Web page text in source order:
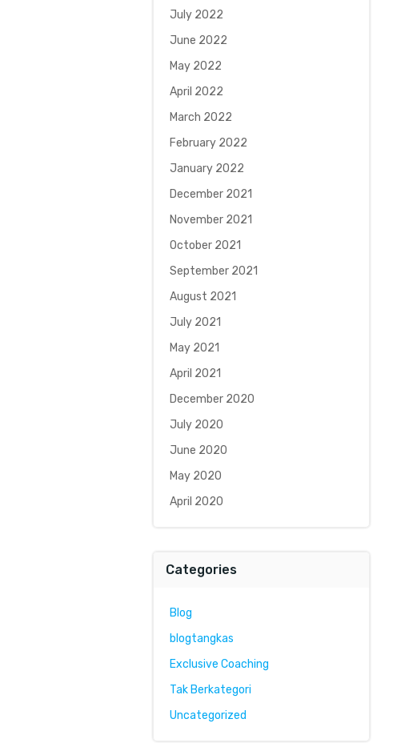
July 2022
June 2022
May 2022
April 2022
March 2022
February 2022
January 2022
December 2021
November 2021
October 2021
September 2021
August 2021
July 2021
May 2021
April 2021
December 2020
July 2020
June 2020
May 2020
April 2020
Categories
Blog
blogtangkas
Exclusive Coaching
Tak Berkategori
Uncategorized